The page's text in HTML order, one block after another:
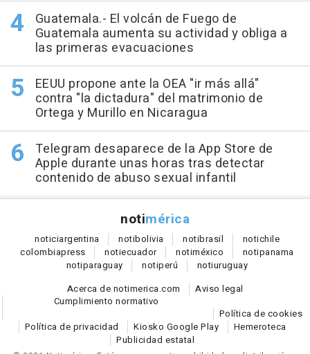
Guatemala.- El volcán de Fuego de
Guatemala aumenta su actividad y obliga a
las primeras evacuaciones
EEUU propone ante la OEA "ir más allá"
contra "la dictadura" del matrimonio de
Ortega y Murillo en Nicaragua
Telegram desaparece de la App Store de
Apple durante unas horas tras detectar
contenido de abuso sexual infantil
notimérica
noticiargentina notibolivia notibrasil notichile
colombiapress notiecuador notiméxico notipanama
notiparaguay notiperú notiuruguay
Acerca de notimerica.com
Aviso legal
Cumplimiento normativo
Política de cookies
Política de privacidad
Kiosko Google Play
Hemeroteca
Publicidad estatal